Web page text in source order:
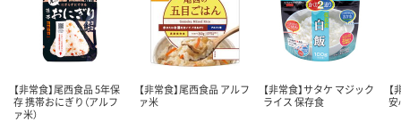
【非常食】尾西食品 5年保
存 携帯おにぎり（アルフ
ァ米）
【非常食】尾西食品 アルフ
ァ米
【非常食】サタケ マジック
ライス 保存食
安